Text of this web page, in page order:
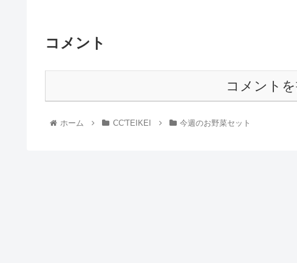
コメント
コメント
ホーム CC'TEIKEI 今週のお野菜セット